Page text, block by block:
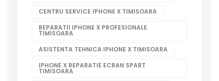
CENTRU SERVICE IPHONE X TIMISOARA
REPARATII IPHONE X PROFESIONALE
TIMISOARA
ASISTENTA TEHNICA IPHONE X TIMISOARA
IPHONE X REPARATIE ECRAN SPART
TIMISOARA